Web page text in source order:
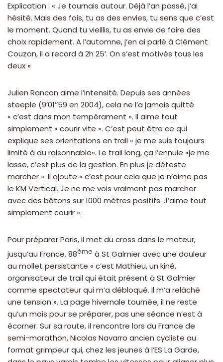
Explication : « Je tournais autour. Déjà l’an passé, j’ai
hésité. Mais des fois, tu as des envies, tu sens que c’est
le moment. Quand tu vieillis, tu as envie de faire des
choix rapidement. A l’automne, j’en ai parlé à Clément
Couzon, il a record à 2h 25’. On s’est motivés tous les
deux »
Julien Rancon aime l’intensité. Depuis ses années
steeple (9’01’’59 en 2004), cela ne l’a jamais quitté
« c’est dans mon tempérament ». Il aime tout
simplement « courir vite ». C’est peut être ce qui
explique ses orientations en trail « je me suis toujours
limité à du raisonnable». Le trail long, ça l’ennuie «je me
lasse, c’est plus de la gestion. En plus je déteste
marcher ». Il ajoute « c’est pour cela que je n’aime pas
le KM Vertical. Je ne me vois vraiment pas marcher
avec des bâtons sur 1000 mètres positifs. J’aime tout
simplement courir ».
Pour préparer Paris, il met du cross dans le moteur,
jusqu’au France, 88ème à St Galmier avec une douleur
au mollet persistante « c’est Mathieu, un kiné,
organisateur de trail qui était présent à St Galmier
comme spectateur qui m’a débloqué. Il m’a relâché
une tension ». La page hivernale tournée, il ne reste
qu’un mois pour se préparer, pas une séance n’est à
écorner. Sur sa route, il rencontre lors du France de
semi-marathon, Nicolas Navarro ancien cycliste au
format grimpeur qui, chez les jeunes à l’ES La Garde,